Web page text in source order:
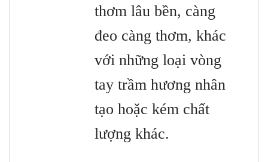
thơm lâu bền, càng
đeo càng thơm, khác
với những loại vòng
tay trầm hương nhân
tạo hoặc kém chất
lượng khác.